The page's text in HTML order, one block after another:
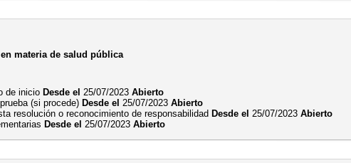
materia de salud pública
de inicio Desde el 25/07/2023Abierto
(si procede) Desde el 25/07/2023Abierto
resolución o reconocimiento de responsabilidad Desde el 25/07/2023Abierto
Desde el 25/07/2023Abierto